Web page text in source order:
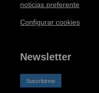
noticias preferente
Configurar cookies
Newsletter
Suscribirme